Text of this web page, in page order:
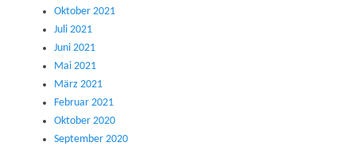
Oktober 2021
Juli 2021
Juni 2021
Mai 2021
März 2021
Februar 2021
Oktober 2020
September 2020